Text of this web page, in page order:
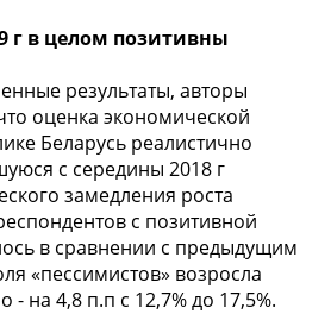
г в целом позитивны
результаты, авторы
оценка экономической
Беларусь реалистично
с середины 2018 г
замедления роста
с позитивной
в сравнении с предыдущим
«пессимистов» возросла
- на 4,8 п.п с 12,7% до 17,5%.